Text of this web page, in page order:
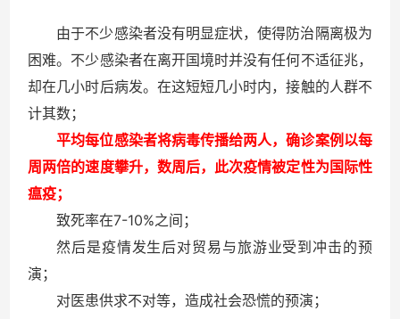
由于不少感染者没有明显症状，使得防治隔离极为
困难。不少感染者在离开国境时并没有任何不适征兆，
却在几小时后病发。在这短短几小时内，接触的人群不
计其数；
平均每位感染者将病毒传播给两人，确诊案例以每
周两倍的速度攀升，数周后，此次疫情被定性为国际性
瘟疫；
致死率在7-10%之间；
然后是疫情发生后对贸易与旅游业受到冲击的预
演；
对医患供求不对等，造成社会恐慌的预演；